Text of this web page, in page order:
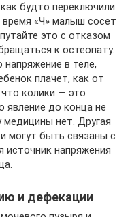
будто переключили
время «Ч» малыш сосет
это с отказом
к остеопату.
в теле,
плачет, как от
что колики — это
явление до конца не
медицины нет. Другая
могут быть связаны с
напряжения
и дефекации